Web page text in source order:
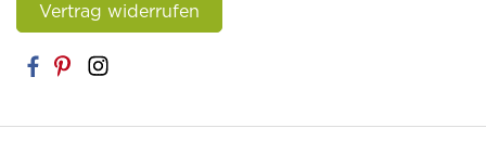
Vertrag widerrufen